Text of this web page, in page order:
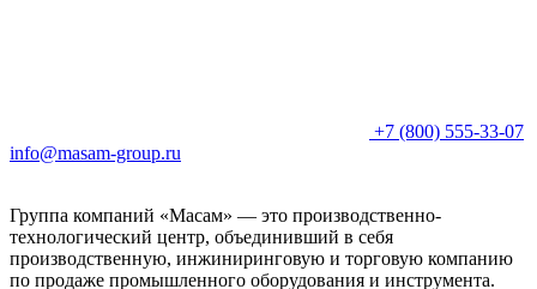
+7 (800) 555-33-07
info@masam-group.ru
Группа компаний «Масам» — это производственно-
технологический центр, объединивший в себя
производственную, инжиниринговую и торговую компанию
по продаже промышленного оборудования и инструмента.